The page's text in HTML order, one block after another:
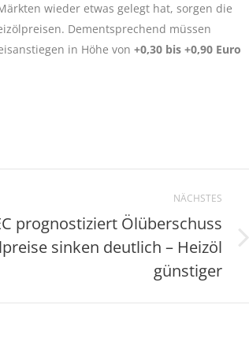
wieder etwas gelegt hat, sorgen die
Dementsprechend müssen
in Höhe von +0,30 bis +0,90 Euro
NÄCHSTES
prognostiziert Ölüberschuss
sinken deutlich – Heizöl
günstiger